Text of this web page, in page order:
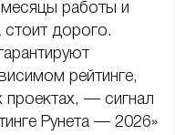
работы и
дорого.
рейтинге,
проектах, — сигнал
Рунета — 2026»